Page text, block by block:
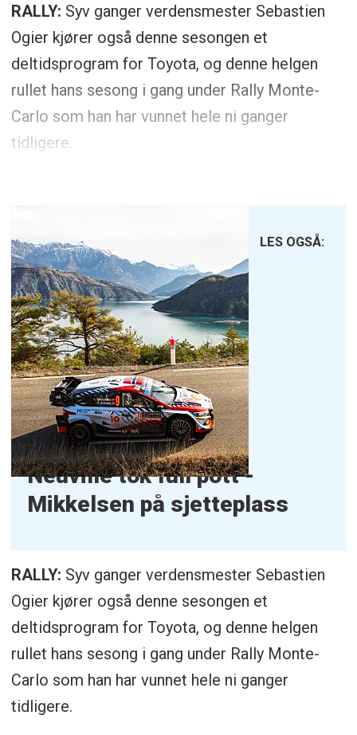
RALLY: Syv ganger verdensmester Sebastien
Ogier kjører også denne sesongen et
deltidsprogram for Toyota, og denne helgen
rullet hans sesong i gang under Rally Monte-
Carlo som han har vunnet hele ni ganger
tidligere.
LES OGSÅ:
Neuville tok full pott -
Mikkelsen på sjetteplass
RALLY: Syv ganger verdensmester Sebastien
Ogier kjører også denne sesongen et
deltidsprogram for Toyota, og denne helgen
rullet hans sesong i gang under Rally Monte-
Carlo som han har vunnet hele ni ganger
tidligere.